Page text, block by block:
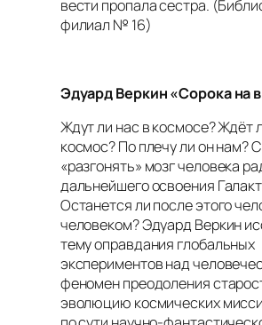
вести пропала сестра.
филиал № 16)
Эдуард Веркин «Сорока на
Ждут ли нас в космосе? Ждёт
космос? По плечу ли он нам?
«разгонять» мозг человека
дальнейшего освоения
Останется ли после этого
человеком? Эдуард Веркин
тему оправдания глобальных
экспериментов над
феномен преодоления
эволюцию космических